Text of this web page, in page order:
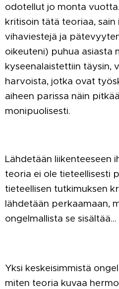
odotellut jo monta
kritisoin tätä teoriaa,
vihaviestejä ja
oikeuteni) puhua asiasta
kyseenalaistettiin täysin,
harvoista, jotka ovat
aiheen parissa näin
monipuolisesti.
Lähdetään liikenteeseen
teoria ei ole tieteellisesti
tieteellisen tutkimuksen
lähdetään perkaamaan,
ongelmallista se sisältää…
Yksi keskeisimmistä
miten teoria kuvaa